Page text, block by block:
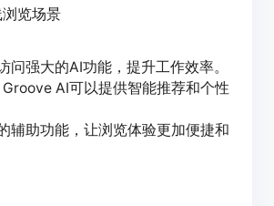
览场景
问强大的AI功能，提升工作效率。
AI可以提供智能推荐和个性
辅助功能，让浏览体验更加便捷和